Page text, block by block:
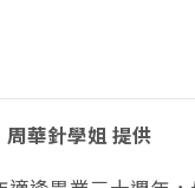
周華針學姐 提供